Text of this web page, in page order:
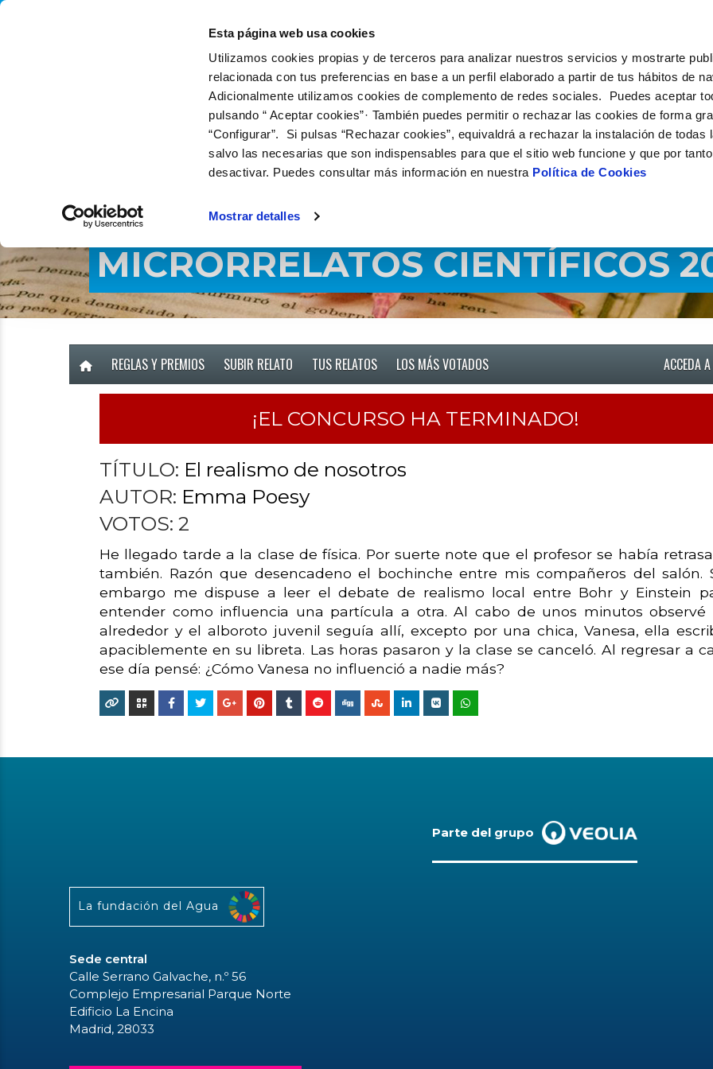
Esta página web usa cookies
Utilizamos cookies propias y de terceros para analizar nuestros servicios y mostrarte
relacionada con tus preferencias en base a un perfil elaborado a partir de tus hábitos de
Adicionalmente utilizamos cookies de complemento de redes sociales. Puedes aceptar
pulsando “ Aceptar cookies”· También puedes permitir o rechazar las cookies de forma
“Configurar”. Si pulsas “Rechazar cookies”, equivaldrá a rechazar la instalación de todas
salvo las necesarias que son indispensables para que el sitio web funcione y que por
desactivar. Puedes consultar más información en nuestra Política de Cookies
Mostrar detalles
MICRORRELATOS CIENTÍFICOS
REGLAS Y PREMIOS SUBIR RELATO TUS RELATOS LOS MÁS VOTADOS ACCEDA
¡EL CONCURSO HA TERMINADO!
TÍTULO: El realismo de nosotros
AUTOR: Emma Poesy
VOTOS: 2
He llegado tarde a la clase de física. Por suerte note que el profesor se había
también. Razón que desencadeno el bochinche entre mis compañeros del salón.
embargo me dispuse a leer el debate de realismo local entre Bohr y Einstein
entender como influencia una partícula a otra. Al cabo de unos minutos observé
alrededor y el alboroto juvenil seguía allí, excepto por una chica, Vanesa, ella
apaciblemente en su libreta. Las horas pasaron y la clase se canceló. Al regresar a
ese día pensé: ¿Cómo Vanesa no influenció a nadie más?
Parte del grupo
La fundación del Agua
Sede central
Calle Serrano Galvache, n.º 56
Complejo Empresarial Parque Norte
Edificio La Encina
Madrid, 28033